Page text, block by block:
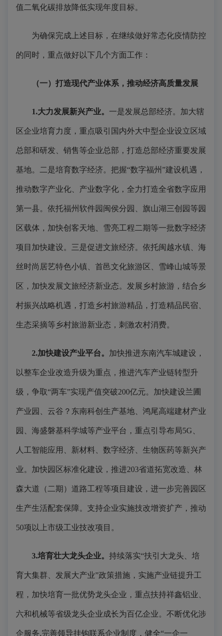
值二氧化碳排放降低实现年度目标。
为确保完成上述目标，在继续做好常态化疫情防控
的同时，重点做好以下几个方面工作：
（一）打造现代产业体系，推动经济高质量发展
1.大力发展新兴产业。 一是发展总部经济。加大辖
区企业培育力度，重点吸引国内外大中型企业设立区域
总部和研发、销售等企业总部，打造总部经济重要发展
基地。二是培育数字经济。把握“数字福州”建设机遇，
推动数字产业化、产业数字化，全力打造全省数字应用
第一县。依托福州软件园闽侯分园、旗山湖三创园等园
区载体，加快创客天地、雪亮工程二期等一批数字经济
项目加快建设。三是促进文旅经济。依托闽越水镇、海
丝时尚居艺特色小镇、首邑文化旅游区、雪峰山城等景
区，加快发展文旅经济新业态。发展乡村旅游，结合乡
村振兴战略机遇，打造乡村旅游精品，打造精品民宿、
生态采摘等乡村旅游新业态，刺激农村消费。
2.加快建设产业平台。 加快推进东南汽车城建设，
以整车企业改造升级为重点，推进汽车产业链转型升
级，争取“两车”实现产值突破200亿元。加快建设兰圃
产业园、云谷？东南科创生产基地、鸿尾高端建材产业
园、海盛磐基科学城等产业平台，重点引导布局5G、
人工智能应用、新材料、数字经济、生物医药等新兴产
业。加快园区标准化建设，推进203省道拓宽改造、林
森大道（二期）道路工程等项目建设，进一步完善园区
生产生活配套保障。支持企业实施技改增资扩产，推动
50项以上市级工业技改项目。
3.培育壮大龙头企业。 持续落实“扶引大龙头、培
育大集群、发展大产业”政策措施，实施产业链提升工
程，加快培育一批优势龙头企业，重点扶持祥鑫铝业、
六和机械等省级龙头企业成长为百亿企业。不断优化涉
企服务,完善领导挂钩联系企业制度，健全“一企一